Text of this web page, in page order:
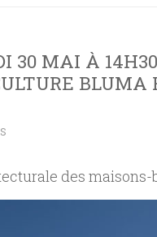
30 MAI À
BLUMA
des maisons-